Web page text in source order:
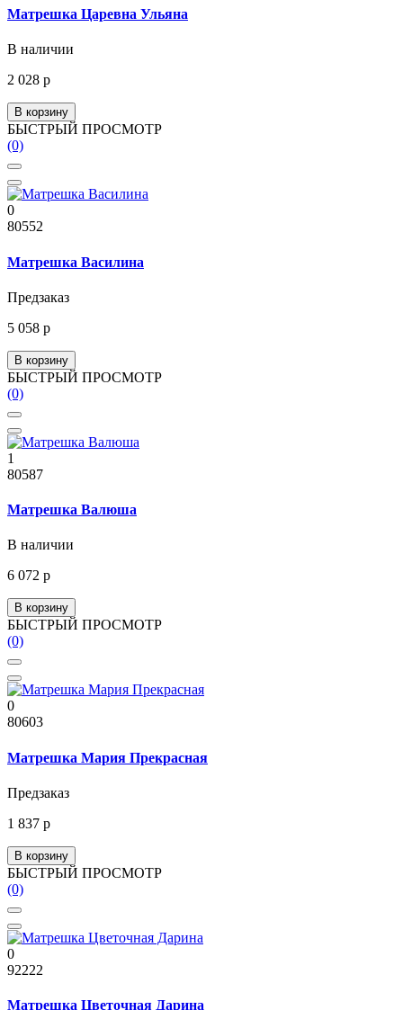
Матрешка Царевна Ульяна
В наличии
2 028 р
В корзину
БЫСТРЫЙ ПРОСМОТР
(0)
0
80552
Матрешка Василина
Предзаказ
5 058 р
В корзину
БЫСТРЫЙ ПРОСМОТР
(0)
1
80587
Матрешка Валюша
В наличии
6 072 р
В корзину
БЫСТРЫЙ ПРОСМОТР
(0)
0
80603
Матрешка Мария Прекрасная
Предзаказ
1 837 р
В корзину
БЫСТРЫЙ ПРОСМОТР
(0)
0
92222
Матрешка Цветочная Дарина